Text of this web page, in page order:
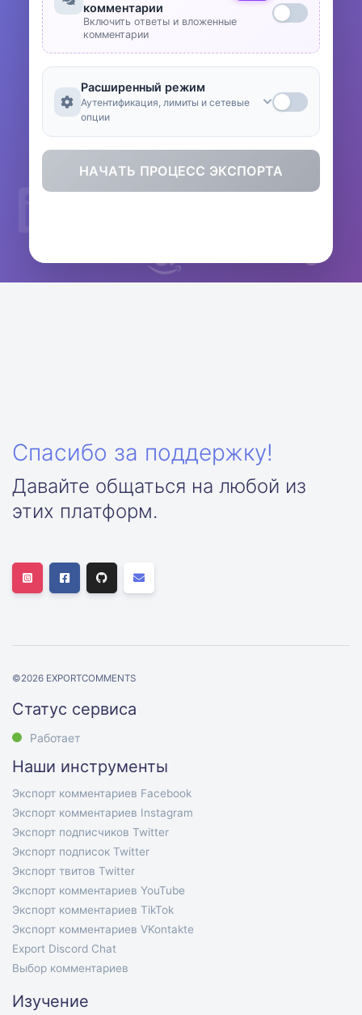
комментарии
Включить ответы и вложенные
комментарии
Расширенный режим
Аутентификация, лимиты и сетевые
опции
НАЧАТЬ ПРОЦЕСС ЭКСПОРТА
Спасибо за поддержку!
Давайте общаться на любой из
этих платформ.
©2026 EXPORTCOMMENTS
Статус сервиса
Работает
Наши инструменты
Экспорт комментариев Facebook
Экспорт комментариев Instagram
Экспорт подписчиков Twitter
Экспорт подписок Twitter
Экспорт твитов Twitter
Экспорт комментариев YouTube
Экспорт комментариев TikTok
Экспорт комментариев VKontakte
Export Discord Chat
Выбор комментариев
Изучение